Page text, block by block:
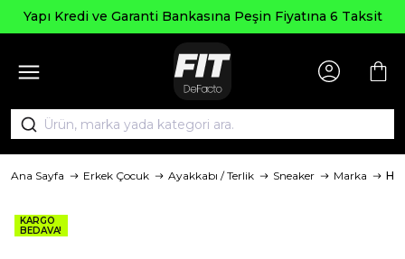
Yapı Kredi ve Garanti Bankasına Peşin Fiyatına 6 Taksit
Ana Sayfa Erkek Çocuk Ayakkabı / Terlik Sneaker Marka
KARGO
BEDAVA!